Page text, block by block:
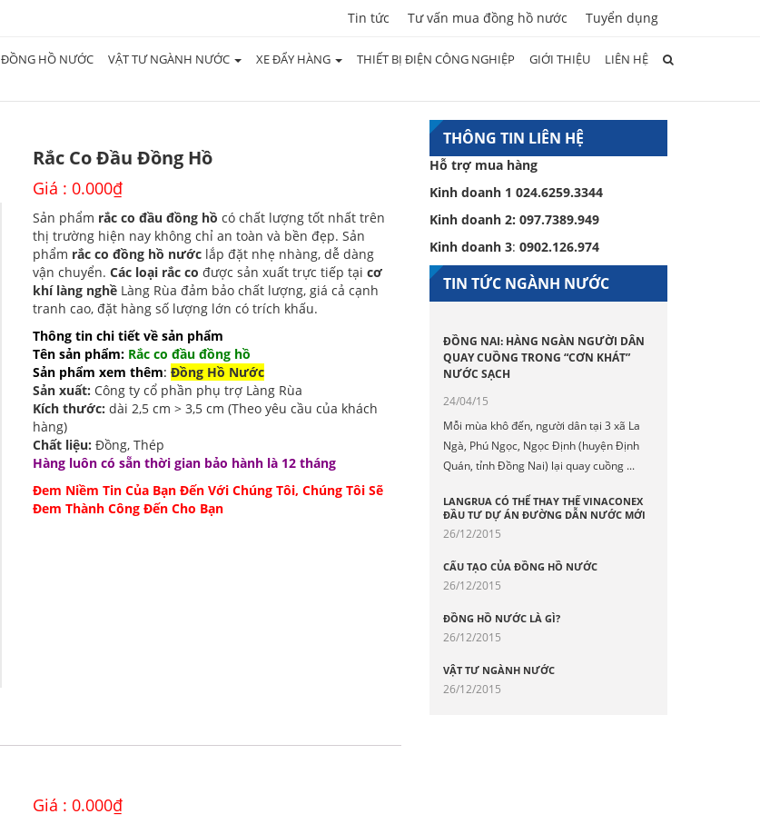
Tin tức Tư vấn mua đồng hồ nước Tuyển dụng
ĐỒNG HỒ NƯỚC VẬT TƯ NGÀNH NƯỚC XE ĐẨY HÀNG THIẾT BỊ ĐIỆN CÔNG NGHIỆP GIỚI THIỆU LIÊN HỆ
Rắc Co Đầu Đồng Hồ
Giá : 0.000₫
Sản phẩm rắc co đầu đồng hồ có chất lượng tốt nhất trên
thị trường hiện nay không chỉ an toàn và bền đẹp. Sản
phẩm rắc co đồng hồ nướclắp đặt nhẹ nhàng, dễ dàng
vận chuyển. Các loại rắc co được sản xuất trực tiếp tại cơ
khí làng nghềLàng Rùa đảm bảo chất lượng, giá cả cạnh
tranh cao, đặt hàng số lượng lớn có trích khấu.
Thông tin chi tiết về sản phẩm
Tên sản phẩm: Rắc co đầu đồng hồ
Sản phẩm xem thêm: Đồng Hồ Nước
Sản xuất: Công ty cổ phần phụ trợ Làng Rùa
Kích thước: dài 2,5 cm > 3,5 cm (Theo yêu cầu của khách
hàng)
Chất liệu: Đồng, Thép
Hàng luôn có sẵn thời gian bảo hành là 12 tháng
Đem Niềm Tin Của Bạn Đến Với Chúng Tôi, Chúng Tôi Sẽ
Đem Thành Công Đến Cho Bạn
Giá : 0.000₫
THÔNG TIN LIÊN HỆ
Hỗ trợ mua hàng
Kinh doanh 1 024.6259.3344
Kinh doanh 2: 097.7389.949
Kinh doanh 3: 0902.126.974
TIN TỨC NGÀNH NƯỚC
ĐỒNG NAI: HÀNG NGÀN NGƯỜI DÂN
QUAY CUỒNG TRONG “CƠN KHÁT”
NƯỚC SẠCH
24/04/15
Mỗi mùa khô đến, người dân tại 3 xã La
Ngà, Phú Ngọc, Ngọc Định (huyện Định
Quán, tỉnh Đồng Nai) lại quay cuồng ...
LANGRUA CÓ THỂ THAY THẾ VINACONEX
ĐẦU TƯ DỰ ÁN ĐƯỜNG DẪN NƯỚC MỚI
26/12/2015
CẤU TẠO CỦA ĐỒNG HỒ NƯỚC
26/12/2015
ĐỒNG HỒ NƯỚC LÀ GÌ?
26/12/2015
VẬT TƯ NGÀNH NƯỚC
26/12/2015